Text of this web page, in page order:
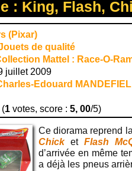
: King, Flash,
(Pixar)
de qualité
Mattel : Race-O-
juillet 2009
Edouard
(1 votes, score : 5, 00/5)
Ce diorama reprend
Chicket Flash
d’arrivée en même
a déjà les pneus